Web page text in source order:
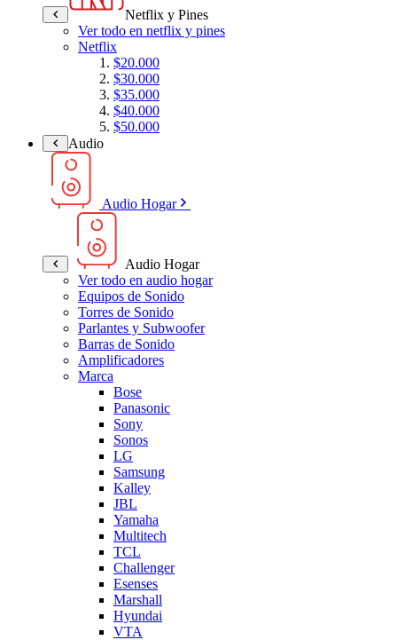
Netflix y Pines
Ver todo en netflix y pines
Netflix
$20.000
$30.000
$35.000
$40.000
$50.000
Audio
Audio Hogar
Audio Hogar
Ver todo en audio hogar
Equipos de Sonido
Torres de Sonido
Parlantes y Subwoofer
Barras de Sonido
Amplificadores
Marca
Bose
Panasonic
Sony
Sonos
LG
Samsung
Kalley
JBL
Yamaha
Multitech
TCL
Challenger
Esenses
Marshall
Hyundai
VTA